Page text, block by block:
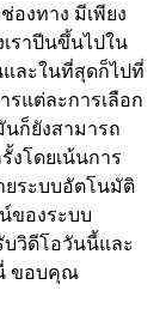
องทาง มีเพียง
ราปีนขึ้นไปใน
ละในที่สุดก็ไปที่
รแต่ละการเลือก
นก็ยังสามารถ
งโดยเน้นการ
ยระบบอัตโนมัติ
ของระบบ
วิดีโอวันนี้และ
ขอบคุณ